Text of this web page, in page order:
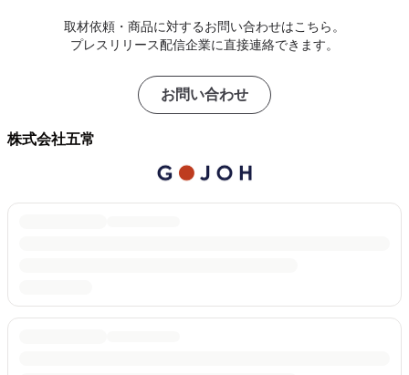
取材依頼・商品に対するお問い合わせはこちら。
プレスリリース配信企業に直接連絡できます。
お問い合わせ
株式会社五常